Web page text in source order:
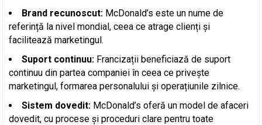
Brand recunoscut: McDonald’s este un nume de
referință la nivel mondial, ceea ce atrage clienți și
facilitează marketingul.
Suport continuu: Francizații beneficiază de suport
continuu din partea companiei în ceea ce privește
marketingul, formarea personalului și operațiunile zilnice.
Sistem dovedit: McDonald’s oferă un model de afaceri
dovedit, cu procese și proceduri clare pentru toate